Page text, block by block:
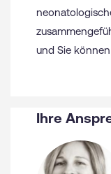
und Sie
Ihre